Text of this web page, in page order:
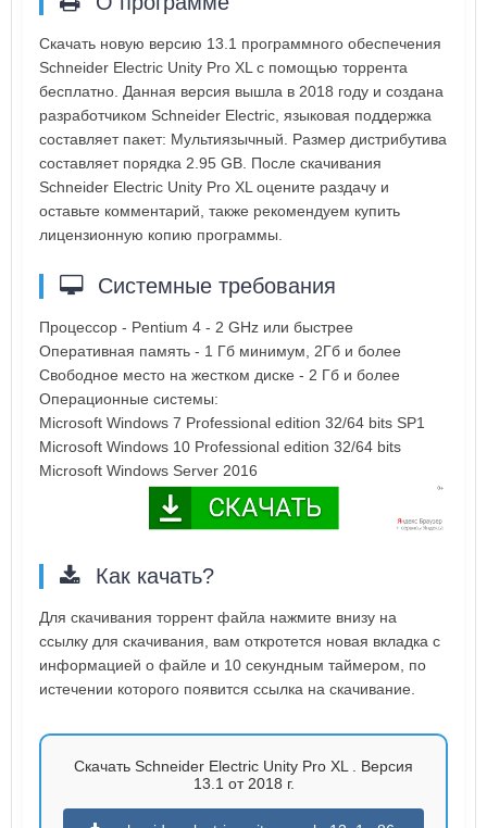
Скачать новую версию 13.1 программного обеспечения
Schneider Electric Unity Pro XL с помощью торрента
бесплатно. Данная версия вышла в 2018 году и создана
разработчиком Schneider Electric, языковая поддержка
составляет пакет: Мультиязычный. Размер дистрибутива
составляет порядка 2.95 GB. После скачивания
Schneider Electric Unity Pro XL оцените раздачу и
оставьте комментарий, также рекомендуем купить
лицензионную копию программы.
Системные требования
Процессор - Pentium 4 - 2 GHz или быстрее
Оперативная память - 1 Гб минимум, 2Гб и более
Свободное место на жестком диске - 2 Гб и более
Операционные системы:
Microsoft Windows 7 Professional edition 32/64 bits SP1
Microsoft Windows 10 Professional edition 32/64 bits
Microsoft Windows Server 2016
Как качать?
Для скачивания торрент файла нажмите внизу на
ссылку для скачивания, вам откротется новая вкладка с
информацией о файле и 10 секундным таймером, по
истечении которого появится ссылка на скачивание.
Скачать Schneider Electric Unity Pro XL . Версия
13.1 от 2018 г.